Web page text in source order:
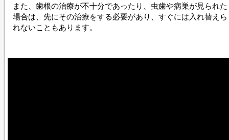
また、歯根の治療が不十分であったり、虫歯や病巣が見られた
場合は、先にその治療をする必要があり、すぐには入れ替えら
れないこともあります。